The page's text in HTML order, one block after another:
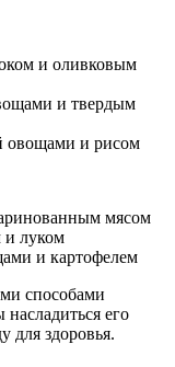
и оливковым
и твердым
овощами и рисом
мясом
и луком
и картофелем
способами
его
для здоровья.